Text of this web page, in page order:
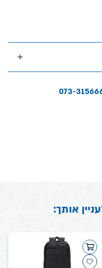
073-
אותך: